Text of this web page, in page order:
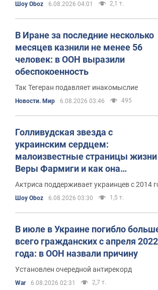
Шоу Oboz 6.08.2026 04:01 2,1 т.
В Иране за последние несколько
месяцев казнили не менее 56
человек: в ООН выразили
обеспокоенность
Так Тегеран подавляет инакомыслие
Новости. Мир 6.08.2026 03:46 495
Голливудская звезда с
украинским сердцем:
малоизвестные страницы жизни
Веры Фармиги и как она
заставляет американцев не
Актриса поддерживает украинцев с 2014
Шоу Oboz 6.08.2026 03:30 1,5 т.
В июле в Украине погибло
всего гражданских с апреля 2022
года: в ООН назвали причину
Установлен очередной антирекорд
War 6.08.2026 02:31 2,7 т.